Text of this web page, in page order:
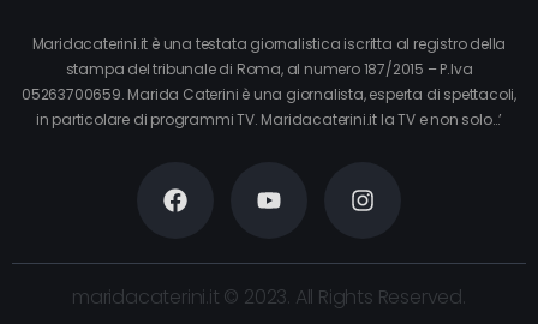
Maridacaterini.it è una testata giornalistica iscritta al registro della
stampa del tribunale di Roma, al numero 187/2015 – P.Iva
05263700659. Marida Caterini è una giornalista, esperta di spettacoli,
in particolare di programmi TV. Maridacaterini.it la TV e non solo…’
maridacaterini.it © 2023. All Rights Reserved.